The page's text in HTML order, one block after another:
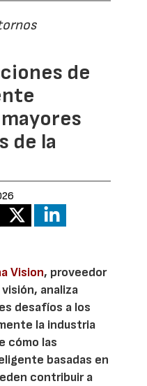
de
de la
Vision, proveedor
analiza
desafíos a los
la industria
cómo las
basadas en
contribuir a